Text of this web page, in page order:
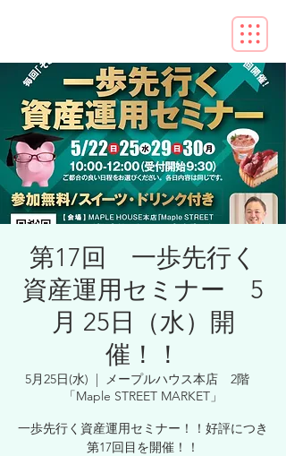
第17回 一歩先行く
資産運用セミナー 5
月 25日（水）開
催！！
5月25日(水)
  |
メープルハウス本店 2階
「Maple STREET MARKET」
一歩先行く資産運用セミナー！！好評につき
第17回目を開催！！